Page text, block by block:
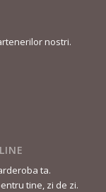
nostri.
ta.
tine, zi de zi.